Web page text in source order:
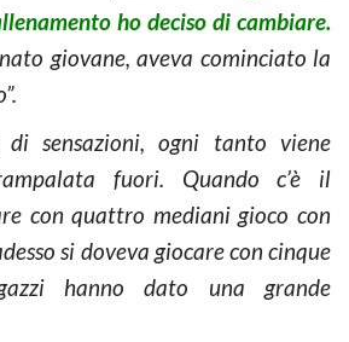
ho deciso di cambiare.
giovane, aveva cominciato la
di sensazioni, ogni tanto viene
fuori. Quando c’è il
con quattro mediani gioco con
si doveva giocare con cinque
hanno dato una grande